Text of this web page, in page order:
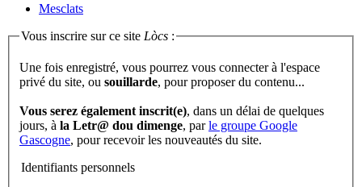
Mesclats
Vous inscrire sur ce site Lòcs :
Une fois enregistré, vous pourrez vous connecter à l'espace
privé du site, ou souillarde , pour proposer du contenu...
Vous serez également inscrit(e), dans un délai de quelques
jours, à la Letr@ dou dimenge, parle groupe Google
Gascogne, pour recevoir les nouveautés du site.
Identifiants personnels